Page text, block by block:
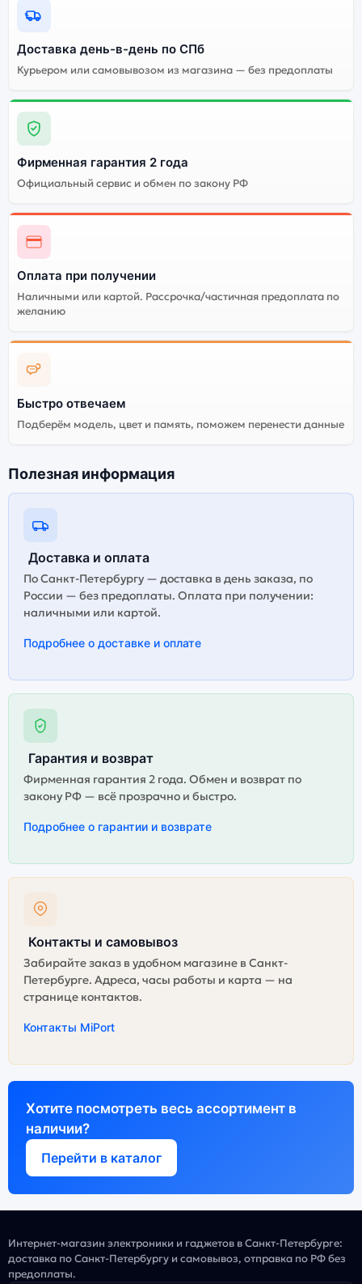
Качественный экран Системная оболочка
Огромный выбор
Высокое качество
Стоимость планшета
Apple iPad mini (2024)
128Gb Cellular Space
Существует не оригинальная и оригинальная версия
планшета Apple iPad mini (2024) 128Gb Cellular Space
Gray (Серый Космос). Мы рекомендуем выбирать
оригинальной версию — она полностью
адаптирована и поддерживает все сервисы. Не
корректная работа сервисов не гарантируется.
Доставка день-в-день по СПб
Курьером или самовывозом из магазина — без предоплаты
Фирменная гарантия 2 года
Официальный сервис и обмен по закону РФ
Оплата при получении
Наличными или картой. Рассрочка/частичная предоплата по
желанию
Быстро отвечаем
Подберём модель, цвет и память, поможем перенести данные
Полезная информация
Доставка и оплата
По Санкт-Петербургу — доставка в день заказа, по
России — без предоплаты. Оплата при получении:
наличными или картой.
Подробнее о доставке и оплате
Гарантия и возврат
Фирменная гарантия 2 года. Обмен и возврат по
закону РФ — всё прозрачно и быстро.
Подробнее о гарантии и возврате
Контакты и самовывоз
Забирайте заказ в удобном магазине в Санкт-
Петербурге. Адреса, часы работы и карта — на
странице контактов.
Контакты MiPort
Хотите посмотреть весь ассортимент в
наличии?
Перейти в каталог
Интернет-магазин электроники и гаджетов в Санкт-Петербурге:
доставка по Санкт-Петербургу и самовывоз, отправка по РФ без
предоплаты.